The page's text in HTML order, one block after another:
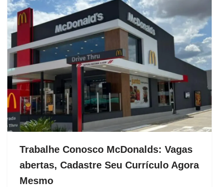
Trabalhe Conosco McDonalds: Vagas
abertas, Cadastre Seu Currículo Agora
Mesmo